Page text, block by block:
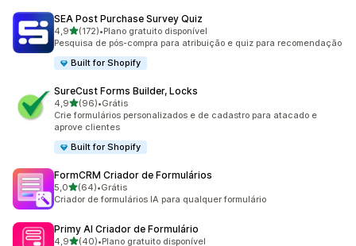
SEA Post Purchase Survey Quiz
4,9de 5 estrelas
(172)
172 avaliações ao todo
•Plano gratuito disponível
Pesquisa de pós-compra para atribuição e quiz para recomendação
Built for Shopify
SureCust Forms Builder, Locks
4,9de 5 estrelas
(96)
96 avaliações ao todo
•Grátis
Crie formulários personalizados e de cadastro para atacado e
aprove clientes
Built for Shopify
FormCRM Criador de Formulários
5,0de 5 estrelas
(64)
64 avaliações ao todo
•Grátis
Criador de formulários IA para qualquer formulário
Primy AI Criador de Formulário
4,9de 5 estrelas
(40)•Plano gratuito disponível